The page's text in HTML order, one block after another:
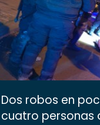
Dos robos en
cuatro personas